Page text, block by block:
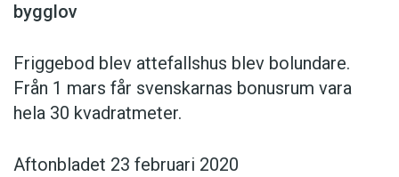
bygglov
Friggebod blev attefallshus blev bolundare.
Från 1 mars får svenskarnas bonusrum vara
hela 30 kvadratmeter.
Aftonbladet 23 februari 2020